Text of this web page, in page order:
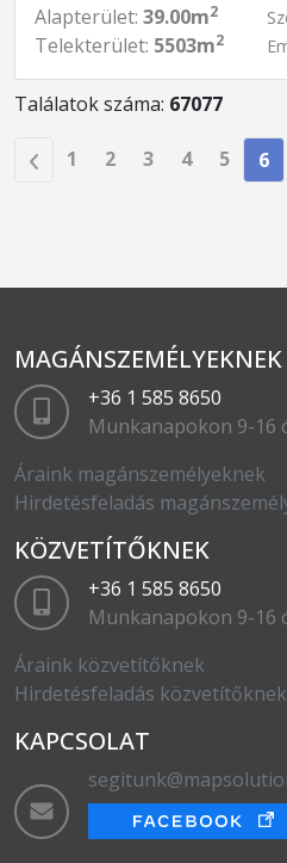
Alapterület: 39.00m2
Telekterület: 5503m2
Találatok száma: 67077
1 2 3 4 5 6
MAGÁNSZEMÉLYEKNEK
+36 1 585 8650
Munkanapokon 9-16
Áraink magánszemélyeknek
Hirdetésfeladás
KÖZVETÍTŐKNEK
+36 1 585 8650
Munkanapokon 9-16
Áraink közvetítőknek
Hirdetésfeladás közvetítőknek
KAPCSOLAT